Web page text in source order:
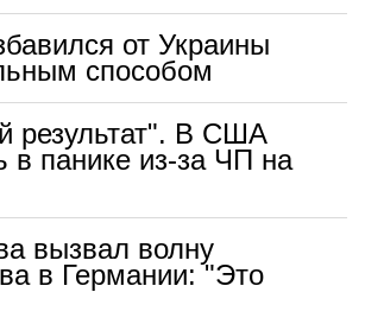
от Украины
способом
результат". В США
в панике из-за ЧП на
вызвал волну
в Германии: "Это